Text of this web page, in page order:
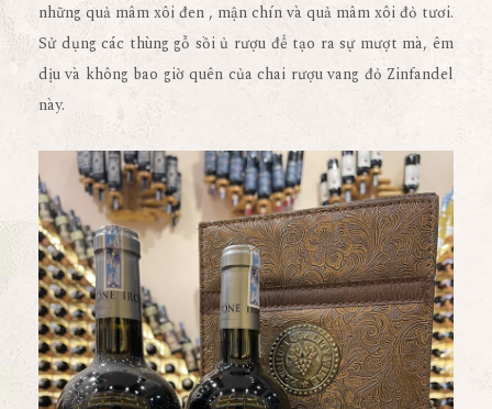
những quả mâm xôi đen , mận chín và quả mâm xôi đỏ tươi.
Sử dụng các thùng gỗ sồi ủ rượu để tạo ra sự mượt mà, êm
dịu và không bao giờ quên của chai rượu vang đỏ Zinfandel
này.